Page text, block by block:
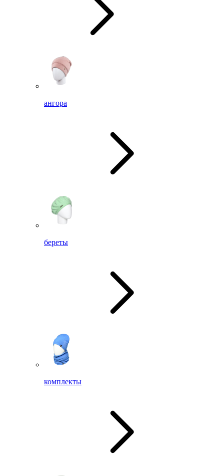
ангора
береты
комплекты